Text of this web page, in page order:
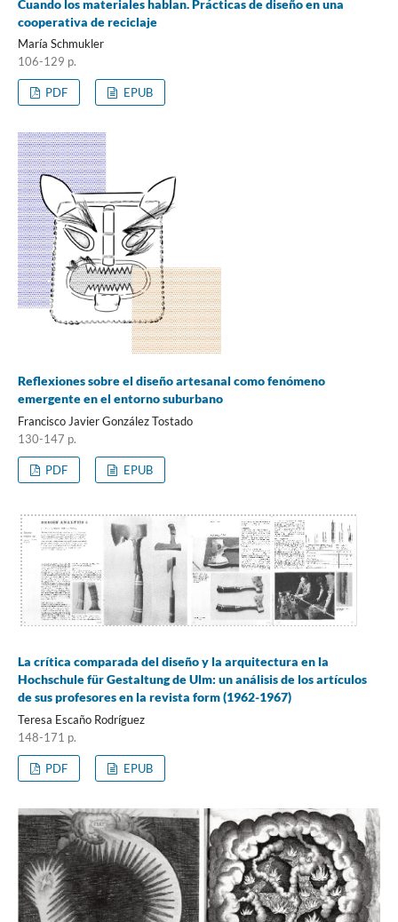
Cuando los materiales hablan. Prácticas de diseño en una
cooperativa de reciclaje
María Schmukler
106-129 p.
PDF EPUB
Reflexiones sobre el diseño artesanal como fenómeno
emergente en el entorno suburbano
Francisco Javier González Tostado
130-147 p.
PDF EPUB
La crítica comparada del diseño y la arquitectura en la
Hochschule für Gestaltung de Ulm: un análisis de los artículos
de sus profesores en la revista form (1962-1967)
Teresa Escaño Rodríguez
148-171 p.
PDF EPUB